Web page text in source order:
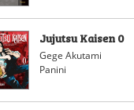
Jujutsu Kaisen 0
Gege Akutami
Panini